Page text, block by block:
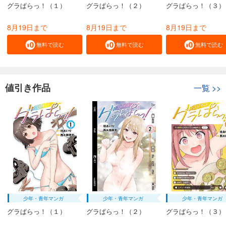
グラぱらっ！（１）
8月19日まで
無料で読む
グラぱらっ！（２）
8月19日まで
無料で読む
グラぱらっ！（３）
8月19日まで
無料で読む
値引き作品 一覧 >>
少年・青年マンガ
グラぱらっ！（１）
少年・青年マンガ
グラぱらっ！（２）
少年・青年マンガ
グラぱらっ！（３）